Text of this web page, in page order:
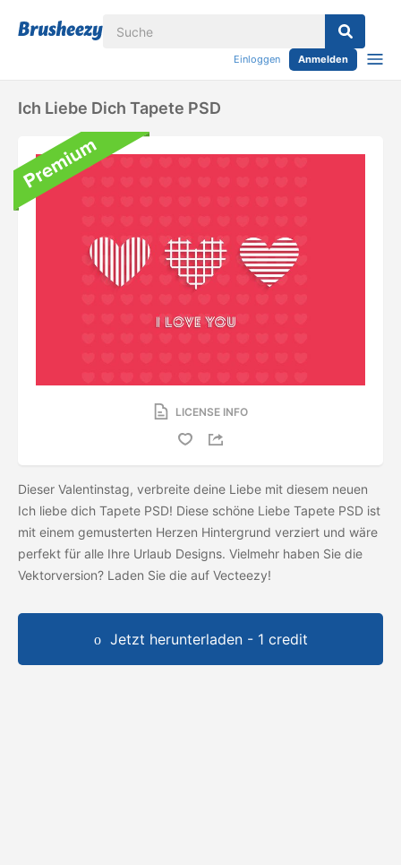
Einloggen Anmelden
Ich Liebe Dich Tapete PSD
LICENSE INFO
Dieser Valentinstag, verbreite deine Liebe mit diesem neuen
Ich liebe dich Tapete PSD! Diese schöne Liebe Tapete PSD ist
mit einem gemusterten Herzen Hintergrund verziert und wäre
perfekt für alle Ihre Urlaub Designs. Vielmehr haben Sie die
Vektorversion? Laden Sie die auf Vecteezy!
Jetzt herunterladen - 1 credit